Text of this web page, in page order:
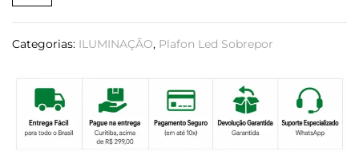
Categorias: ILUMINAÇÃO, Plafon Led Sobrepor